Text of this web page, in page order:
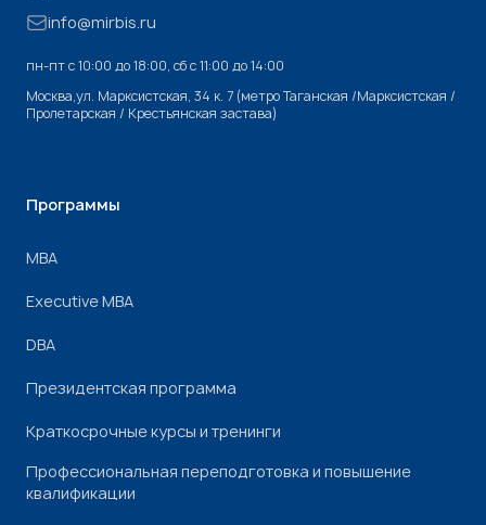
info@mirbis.ru
пн-пт с 10:00 до 18:00, cб с 11:00 до 14:00
Москва,ул. Марксистская, 34 к. 7 (метро Таганская /Марксистская /
Пролетарская / Крестьянская застава)
Программы
МВА
Executive MBA
DBA
Президентская программа
Краткосрочные курсы и тренинги
Профессиональная переподготовка и повышение
квалификации